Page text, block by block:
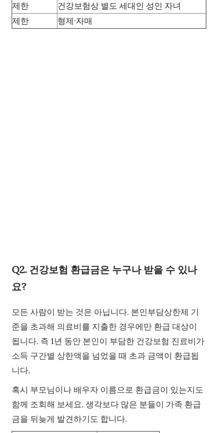
제한
건강보험상 별도 세대인 성인 자녀
제한
형제·자매
Q2. 건강보험 환급금은 누구나 받을 수 있나
요?
모든 사람이 받는 것은 아닙니다. 본인부담상한제 기
준을 초과해 의료비를 지출한 경우에만 환급 대상이
됩니다. 즉 1년 동안 본인이 부담한 건강보험 진료비가
소득 구간별 상한액을 넘었을 때 초과 금액이 환급됩
니다.
혹시 부모님이나 배우자 이름으로 환급금이 있는지도
함께 조회해 보세요. 생각보다 많은 분들이 가족 환급
금을 뒤늦게 발견하기도 합니다.